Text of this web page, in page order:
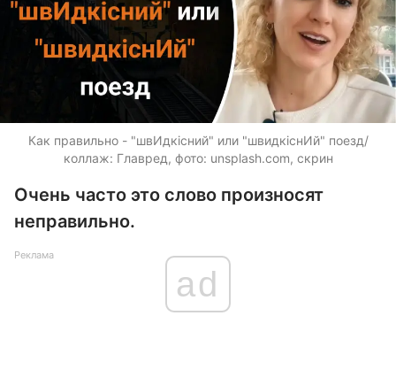
Как правильно - "швИдкісний" или "швидкіснИй" поезд/
коллаж: Главред, фото: unsplash.com, скрин
Очень часто это слово произносят
неправильно.
Реклама
ad